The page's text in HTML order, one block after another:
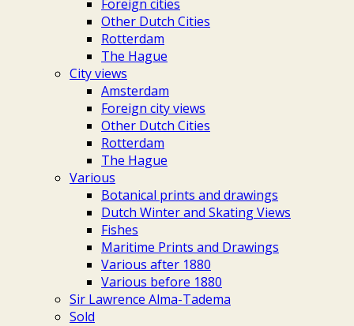
Foreign cities
Other Dutch Cities
Rotterdam
The Hague
City views
Amsterdam
Foreign city views
Other Dutch Cities
Rotterdam
The Hague
Various
Botanical prints and drawings
Dutch Winter and Skating Views
Fishes
Maritime Prints and Drawings
Various after 1880
Various before 1880
Sir Lawrence Alma-Tadema
Sold